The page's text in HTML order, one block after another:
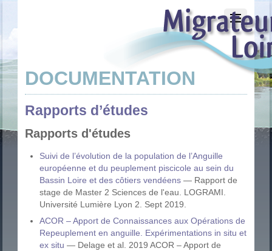
DOCUMENTATION
Rapports d’études
Rapports d'études
Suivi de l’évolution de la population de l’Anguille
européenne et du peuplement piscicole au sein du
Bassin Loire et des côtiers vendéens — Rapport de
stage de Master 2 Sciences de l'eau. LOGRAMI.
Université Lumière Lyon 2. Sept 2019.
ACOR – Apport de Connaissances aux Opérations de
Repeuplement en anguille. Expérimentations in situ et
ex situ — Delage et al. 2019 ACOR – Apport de